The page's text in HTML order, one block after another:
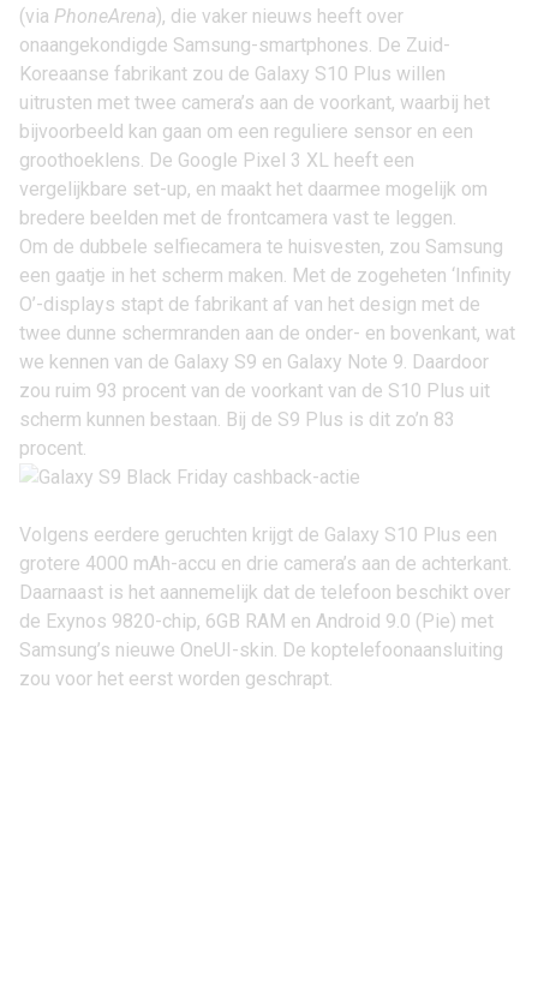
(via PhoneArena), die vaker nieuws heeft over
onaangekondigde Samsung-smartphones. De Zuid-
Koreaanse fabrikant zou de Galaxy S10 Plus willen
uitrusten met twee camera’s aan de voorkant, waarbij het
bijvoorbeeld kan gaan om een reguliere sensor en een
groothoeklens. De Google Pixel 3 XL heeft een
vergelijkbare set-up, en maakt het daarmee mogelijk om
bredere beelden met de frontcamera vast te leggen.
Om de dubbele selfiecamera te huisvesten, zou Samsung
een gaatje in het scherm maken. Met de zogeheten ‘Infinity
O’-displays stapt de fabrikant af van het design met de
twee dunne schermranden aan de onder- en bovenkant, wat
we kennen van de Galaxy S9 en Galaxy Note 9. Daardoor
zou ruim 93 procent van de voorkant van de S10 Plus uit
scherm kunnen bestaan. Bij de S9 Plus is dit zo’n 83
procent.
Volgens eerdere geruchten krijgt de Galaxy S10 Plus een
grotere 4000 mAh-accu en drie camera’s aan de achterkant.
Daarnaast is het aannemelijk dat de telefoon beschikt over
de Exynos 9820-chip, 6GB RAM en Android 9.0 (Pie) met
Samsung’s nieuwe OneUI-skin. De koptelefoonaansluiting
zou voor het eerst worden geschrapt.